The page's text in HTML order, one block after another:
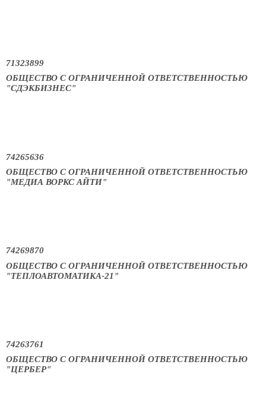
71323899
ОБЩЕСТВО С ОГРАНИЧЕННОЙ ОТВЕТСТВЕННОСТЬЮ
"СДЭКБИЗНЕС"
74265636
ОБЩЕСТВО С ОГРАНИЧЕННОЙ ОТВЕТСТВЕННОСТЬЮ
"МЕДИА ВОРКС АЙТИ"
74269870
ОБЩЕСТВО С ОГРАНИЧЕННОЙ ОТВЕТСТВЕННОСТЬЮ
"ТЕПЛОАВТОМАТИКА-21"
74263761
ОБЩЕСТВО С ОГРАНИЧЕННОЙ ОТВЕТСТВЕННОСТЬЮ
"ЦЕРБЕР"